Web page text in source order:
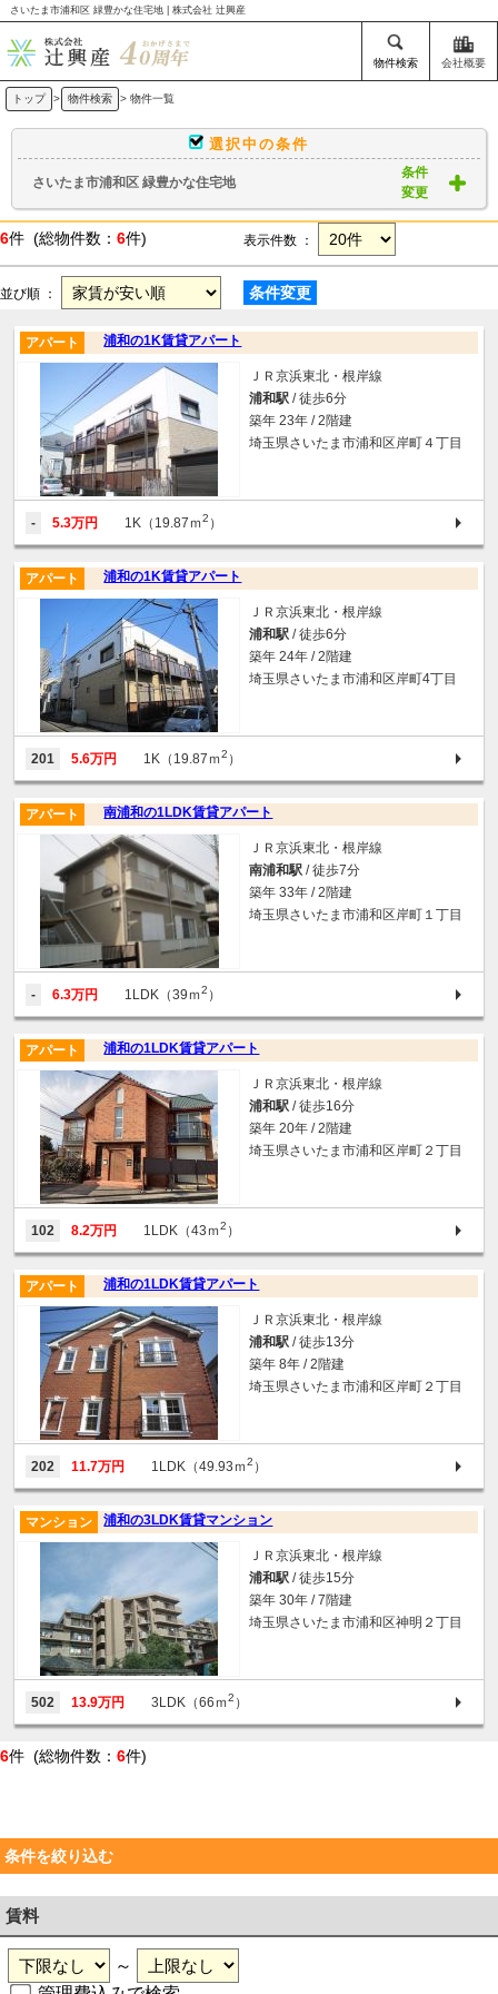
さいたま市浦和区 緑豊かな住宅地 | 株式会社 辻興産
物件検索 会社概要
トップ > 物件検索 > 物件一覧
選択中の条件
さいたま市浦和区 緑豊かな住宅地
条件
変更
6件 (総物件数： 6件) 表示件数 ：
並び順 ： 条件変更
浦和の1K賃貸アパート
アパート
ＪＲ京浜東北・根岸線
浦和駅 / 徒歩6分
築年 23年 / 2階建
埼玉県さいたま市浦和区岸町４丁目
- 5.3万円 1K（19.87ｍ2 ）
浦和の1K賃貸アパート
アパート
ＪＲ京浜東北・根岸線
浦和駅 / 徒歩6分
築年 24年 / 2階建
埼玉県さいたま市浦和区岸町4丁目
201 5.6万円 1K（19.87ｍ2 ）
南浦和の1LDK賃貸アパート
アパート
ＪＲ京浜東北・根岸線
南浦和駅 / 徒歩7分
築年 33年 / 2階建
埼玉県さいたま市浦和区岸町１丁目
- 6.3万円 1LDK（39ｍ2 ）
浦和の1LDK賃貸アパート
アパート
ＪＲ京浜東北・根岸線
浦和駅 / 徒歩16分
築年 20年 / 2階建
埼玉県さいたま市浦和区岸町２丁目
102 8.2万円 1LDK（43ｍ2 ）
浦和の1LDK賃貸アパート
アパート
ＪＲ京浜東北・根岸線
浦和駅 / 徒歩13分
築年 8年 / 2階建
埼玉県さいたま市浦和区岸町２丁目
202 11.7万円 1LDK（49.93ｍ2 ）
浦和の3LDK賃貸マンション
マンション
ＪＲ京浜東北・根岸線
浦和駅 / 徒歩15分
築年 30年 / 7階建
埼玉県さいたま市浦和区神明２丁目
502 13.9万円 3LDK（66ｍ2 ）
6件 (総物件数： 6件)
条件を絞り込む
賃料
～